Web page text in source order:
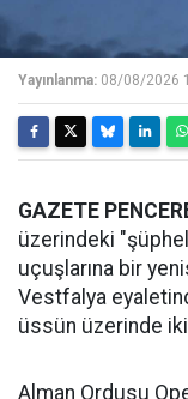
Yayınlanma: 08/08/2026
GAZETE
üzerindeki
uçuşlarına bir
Vestfalya
üssün üzerinde
Alman Ordusu